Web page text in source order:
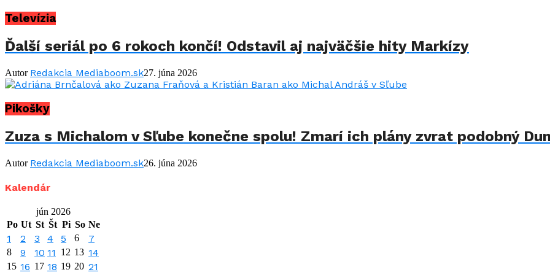
Televízia
Ďalší seriál po 6 rokoch končí! Odstavil aj najväčšie hity Markízy
Autor Redakcia Mediaboom.sk27. júna 2026
Pikošky
Zuza s Michalom v Sľube konečne spolu! Zmarí ich plány zvrat podobný
Autor Redakcia Mediaboom.sk26. júna 2026
Kalendár
jún 2026
Po Ut St Št Pi So Ne
1 2 3 4 5 6 7
8 9 10 11 12 13 14
15 16 17 18 19 20 21